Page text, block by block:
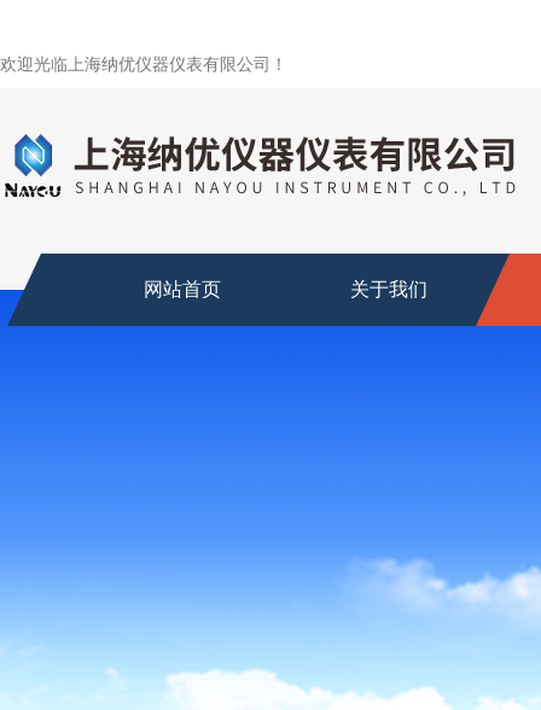
欢迎光临上海纳优仪器仪表有限公司！
网站首页 关于我们